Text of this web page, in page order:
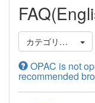
カテゴリ選択
OPAC is not
recommended